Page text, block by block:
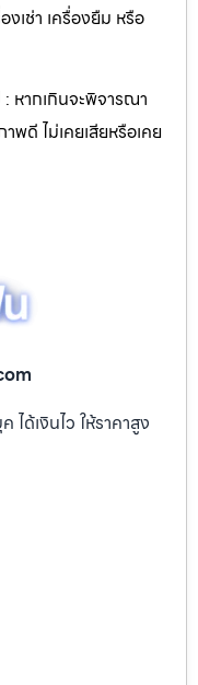
งเช่า เครื่องยืม หรือ
หากเกินจะพิจารณา
พดี ไม่เคยเสียหรือเคย
ด้เงินไว ให้ราคาสูง